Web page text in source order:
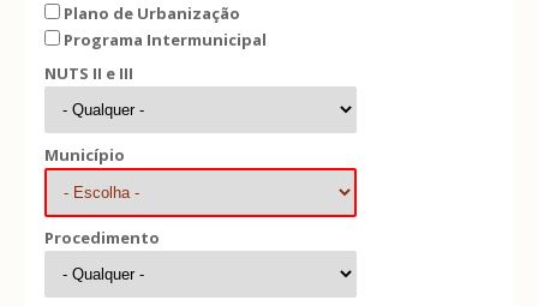
Plano de Urbanização
Programa Intermunicipal
NUTS II e III
Município
Procedimento